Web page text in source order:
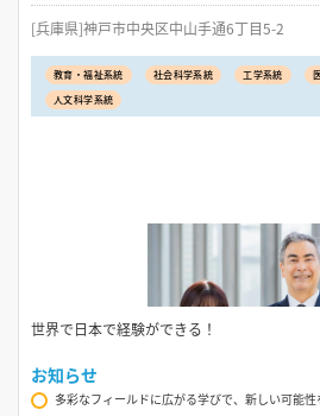
[兵庫県]神戸市中央区中山手通6丁目5-2
教育・福祉系統 社会科学系統 工学系統
人文科学系統
世界で日本で経験ができる！
お知らせ
多彩なフィールドに広がる学びで、新しい可能性